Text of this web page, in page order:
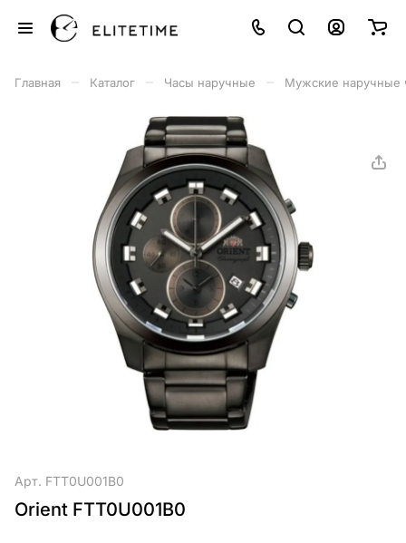
Главная Каталог Часы наручные Мужские наручные
Арт. FTT0U001B0
Orient FTT0U001B0